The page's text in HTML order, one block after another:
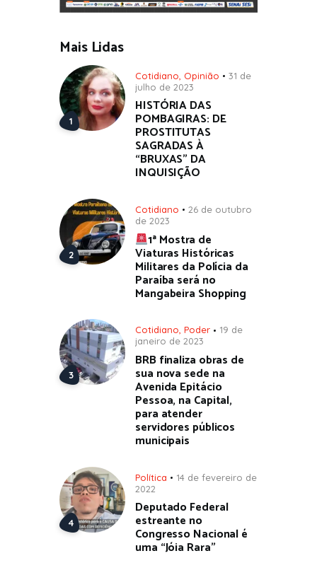
Mais Lidas
Cotidiano Opinião
31 de
julho de 2023
HISTÓRIA DAS
POMBAGIRAS: DE
PROSTITUTAS
SAGRADAS À
“BRUXAS” DA
INQUISIÇÃO
Cotidiano
26 de outubro
de 2023
1ª Mostra de
Viaturas Históricas
Militares da Polícia da
Paraíba será no
Mangabeira Shopping
Cotidiano, Poder
19 de
janeiro de 2023
BRB finaliza obras de
sua nova sede na
Avenida Epitácio
Pessoa, na Capital,
para atender
servidores públicos
municipais
Política
14 de fevereiro de
2022
Deputado Federal
estreante no
Congresso Nacional é
uma “Jóia Rara”